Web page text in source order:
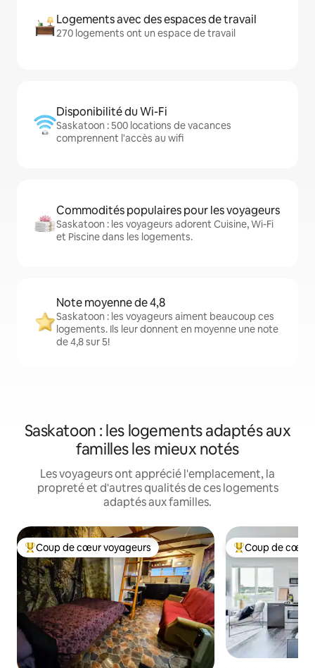
Logements avec des espaces de travail
270 logements ont un espace de travail
Disponibilité du Wi-Fi
Saskatoon : 500 locations de vacances
comprennent l'accès au wifi
Commodités populaires pour les voyageurs
Saskatoon : les voyageurs adorent Cuisine, Wi-Fi
et Piscine dans les logements.
Note moyenne de 4,8
Saskatoon : les voyageurs aiment beaucoup ces
logements. Ils leur donnent en moyenne une note
de 4,8 sur 5!
Saskatoon : les logements adaptés aux
familles les mieux notés
Les voyageurs ont apprécié l'emplacement, la
propreté et d'autres qualités de ces logements
adaptés aux familles.
Coup de cœur voyageurs parmi les plus aimés
Coup de cœur voyageurs Coup de cœur
Coup de cœur